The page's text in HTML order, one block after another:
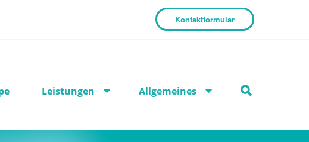
Kontaktformular
Leistungen Allgemeines